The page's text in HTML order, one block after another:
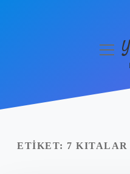
Yasal Uyarı
ETIKET: 7 KITALAR